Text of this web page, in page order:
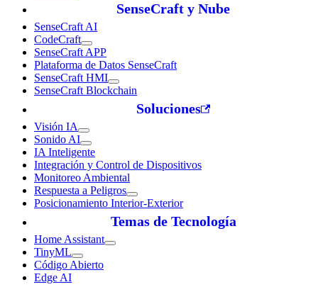
SenseCraft y Nube
SenseCraft AI
CodeCraft
SenseCraft APP
Plataforma de Datos SenseCraft
SenseCraft HMI
SenseCraft Blockchain
Soluciones
Visión IA
Sonido AI
IA Inteligente
Integración y Control de Dispositivos
Monitoreo Ambiental
Respuesta a Peligros
Posicionamiento Interior-Exterior
Temas de Tecnología
Home Assistant
TinyML
Código Abierto
Edge AI